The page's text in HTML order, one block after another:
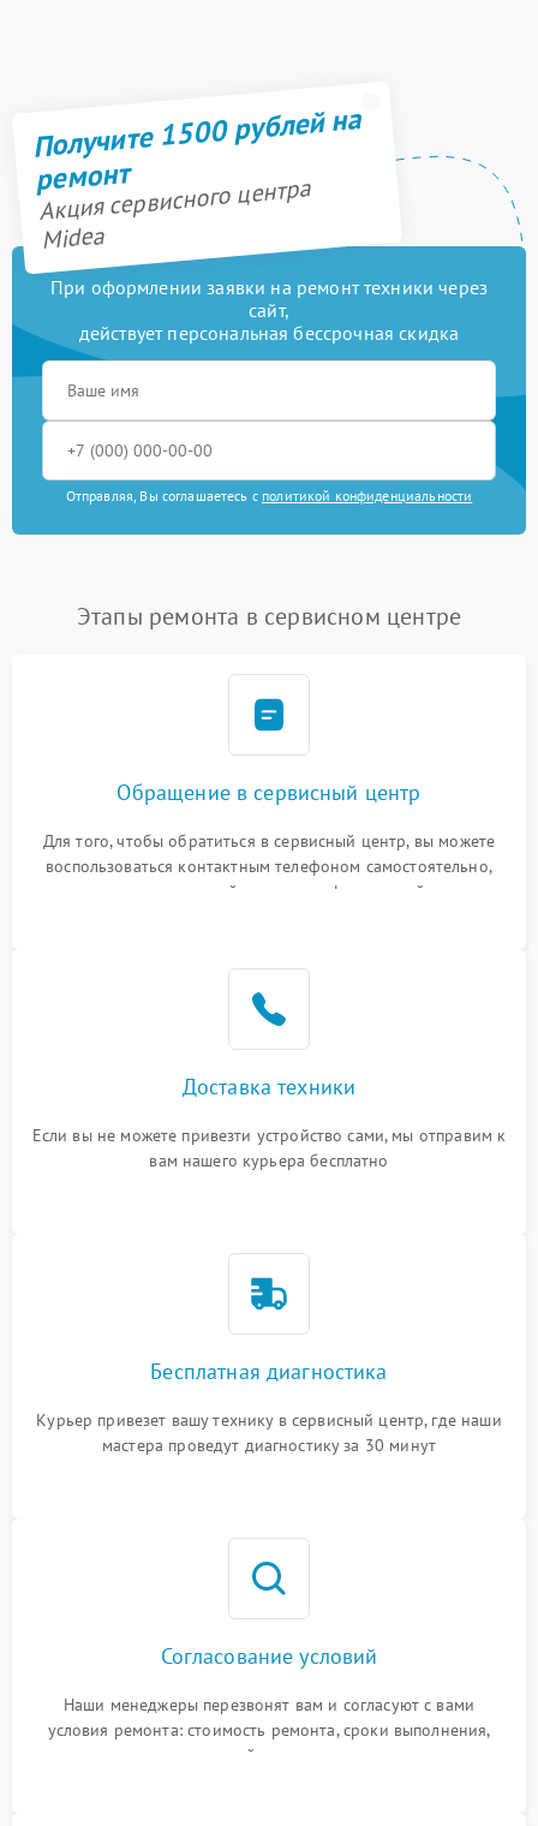
Получите 1500 рублей на
ремонт
Акция сервисного центра
Midea
При оформлении заявки на ремонт техники через
сайт,
действует персональная бессрочная скидка
Отправляя, Вы соглашаетесь с политикой конфиденциальности
Этапы ремонта в сервисном центре
Обращение в сервисный центр
Для того, чтобы обратиться в сервисный центр, вы можете
воспользоваться контактным телефоном самостоятельно,
или оставить свой номер телефона на сайте
Доставка техники
Если вы не можете привезти устройство сами, мы отправим к
вам нашего курьера бесплатно
Бесплатная диагностика
Курьер привезет вашу технику в сервисный центр, где наши
мастера проведут диагностику за 30 минут
Согласование условий
Наши менеджеры перезвонят вам и согласуют с вами
условия ремонта: стоимость ремонта, сроки выполнения,
гарантийные условия